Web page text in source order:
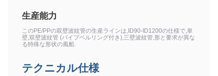
生産能力
このPE/PPの双壁波紋管の生産ラインは,ID90-ID1200の仕様で,単
壁,双壁波紋管 (パイプベルリング付き),三壁波紋管,形と要求が異な
る特殊な形状の風船.
テクニカル仕様